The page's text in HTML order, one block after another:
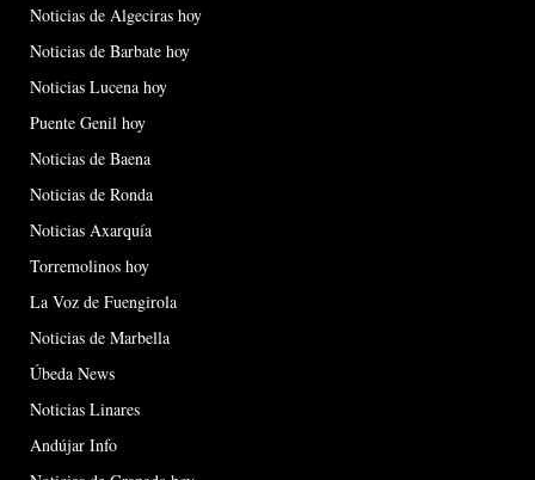
Noticias de Algeciras hoy
Noticias de Barbate hoy
Noticias Lucena hoy
Puente Genil hoy
Noticias de Baena
Noticias de Ronda
Noticias Axarquía
Torremolinos hoy
La Voz de Fuengirola
Noticias de Marbella
Úbeda News
Noticias Linares
Andújar Info